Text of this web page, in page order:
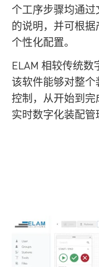
个工序步骤均通
的说明，并可根
个性化配置。
ELAM 相较传统数
该软件能够对整
控制，从开始到
实时数字化装配管